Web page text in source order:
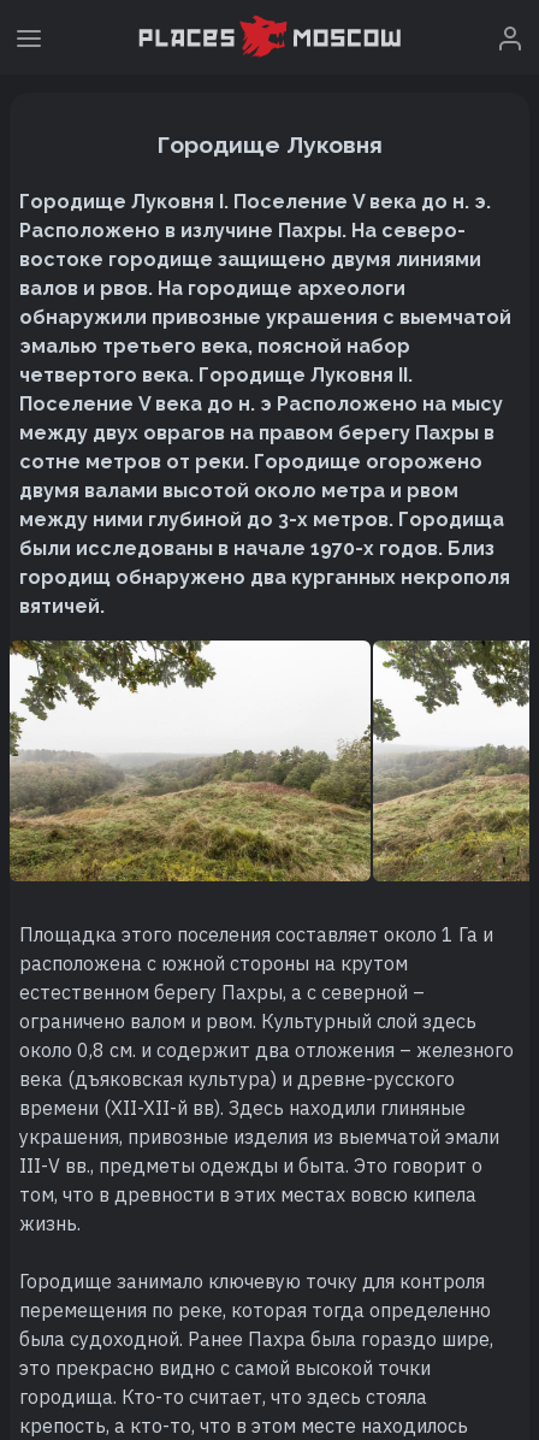
Городище Луковня
Городище Луковня I. Поселение V века до н. э.
Расположено в излучине Пахры. На северо-
востоке городище защищено двумя линиями
валов и рвов. На городище археологи
обнаружили привозные украшения с выемчатой
эмалью третьего века, поясной набор
четвертого века. Городище Луковня II.
Поселение V века до н. э Расположено на мысу
между двух оврагов на правом берегу Пахры в
сотне метров от реки. Городище огорожено
двумя валами высотой около метра и рвом
между ними глубиной до 3-х метров. Городища
были исследованы в начале 1970-х годов. Близ
городищ обнаружено два курганных некрополя
вятичей.
Площадка этого поселения составляет около 1 Га и
расположена с южной стороны на крутом
естественном берегу Пахры, а с северной –
ограничено валом и рвом. Культурный слой здесь
около 0,8 см. и содержит два отложения – железного
века (дъяковская культура) и древне-русского
времени (XII-XII-й вв). Здесь находили глиняные
украшения, привозные изделия из выемчатой эмали
III-V вв., предметы одежды и быта. Это говорит о
том, что в древности в этих местах вовсю кипела
жизнь.
Городище занимало ключевую точку для контроля
перемещения по реке, которая тогда определенно
была судоходной. Ранее Пахра была гораздо шире,
это прекрасно видно с самой высокой точки
городища. Кто-то считает, что здесь стояла
крепость, а кто-то, что в этом месте находилось